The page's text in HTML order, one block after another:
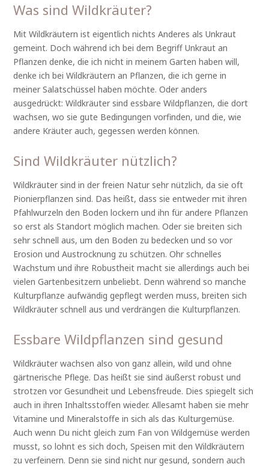
Was sind Wildkräuter?
Mit Wildkräutern ist eigentlich nichts Anderes als Unkraut
gemeint. Doch während ich bei dem Begriff Unkraut an
Pflanzen denke, die ich nicht in meinem Garten haben will,
denke ich bei Wildkräutern an Pflanzen, die ich gerne in
meiner Salatschüssel haben möchte. Oder anders
ausgedrückt: Wildkräuter sind essbare Wildpflanzen, die dort
wachsen, wo sie gute Bedingungen vorfinden, und die, wie
andere Kräuter auch, gegessen werden können.
Sind Wildkräuter nützlich?
Wildkräuter sind in der freien Natur sehr nützlich, da sie oft
Pionierpflanzen sind. Das heißt, dass sie entweder mit ihren
Pfahlwurzeln den Boden lockern und ihn für andere Pflanzen
so erst als Standort möglich machen. Oder sie breiten sich
sehr schnell aus, um den Boden zu bedecken und so vor
Erosion und Austrocknung zu schützen. Ohr schnelles
Wachstum und ihre Robustheit macht sie allerdings auch bei
vielen Gartenbesitzern unbeliebt. Denn während so manche
Kulturpflanze aufwändig gepflegt werden muss, breiten sich
Wildkräuter schnell aus und verdrängen die Kulturpflanzen.
Essbare Wildpflanzen sind gesund
Wildkräuter wachsen also von ganz allein, wild und ohne
gärtnerische Pflege. Das heißt sie sind äußerst robust und
strotzen vor Gesundheit und Lebensfreude. Dies spiegelt sich
auch in ihren Inhaltsstoffen wieder. Allesamt haben sie mehr
Vitamine und Mineralstoffe in sich als das Kulturgemüse.
Auch wenn Du nicht gleich zum Fan von Wildgemüse werden
musst, so lohnt es sich doch, Speisen mit den Wildkräutern
zu verfeinern. Denn sie sind nicht nur gesund, sondern auch